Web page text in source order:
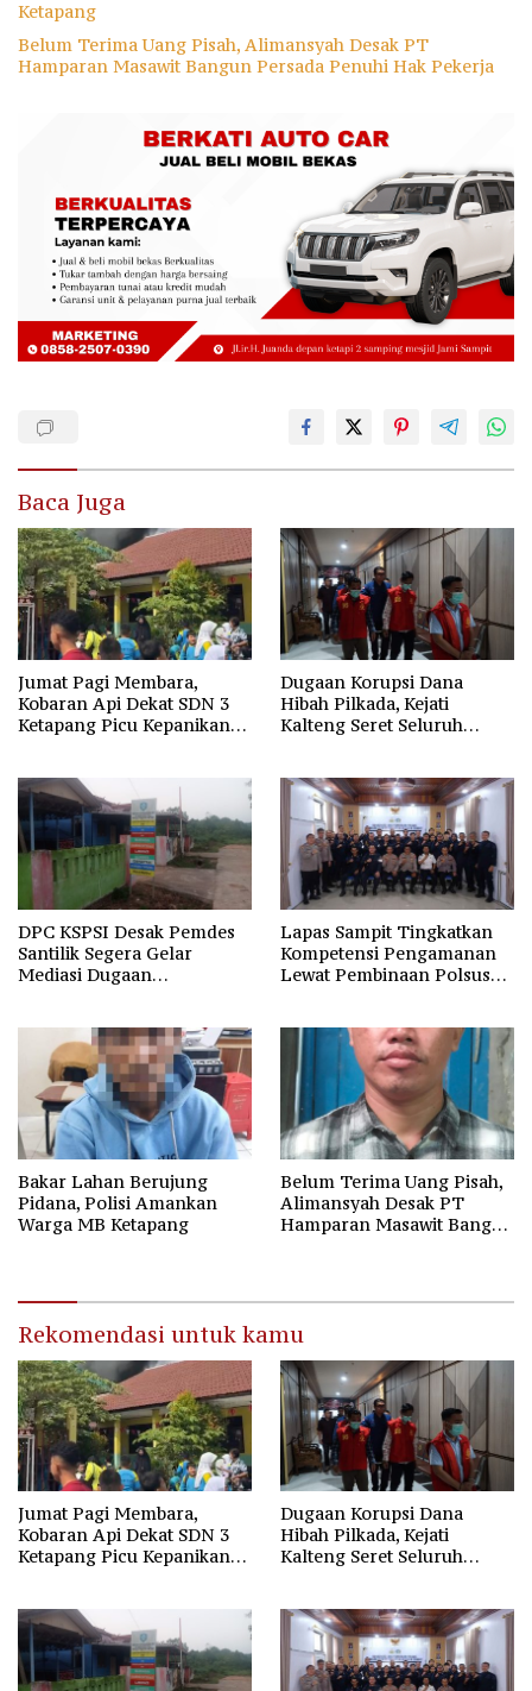
Ketapang
Belum Terima Uang Pisah, Alimansyah Desak PT
Hamparan Masawit Bangun Persada Penuhi Hak Pekerja
Baca Juga
Jumat Pagi Membara,
Kobaran Api Dekat SDN 3
Ketapang Picu Kepanikan
Dugaan Korupsi Dana
Hibah Pilkada, Kejati
Kalteng Seret Seluruh
DPC KSPSI Desak Pemdes
Santilik Segera Gelar
Mediasi Dugaan
Lapas Sampit Tingkatkan
Kompetensi Pengamanan
Lewat Pembinaan Polsus
Bakar Lahan Berujung
Pidana, Polisi Amankan
Warga MB Ketapang
Belum Terima Uang Pisah,
Alimansyah Desak PT
Hamparan Masawit Bangun
Rekomendasi untuk kamu
Jumat Pagi Membara,
Kobaran Api Dekat SDN 3
Ketapang Picu Kepanikan
Dugaan Korupsi Dana
Hibah Pilkada, Kejati
Kalteng Seret Seluruh